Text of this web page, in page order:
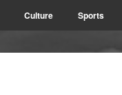
Culture Sports